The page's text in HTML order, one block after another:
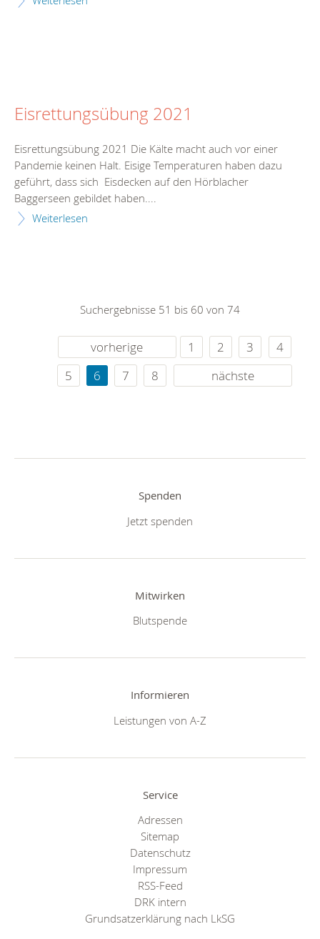
Eisrettungsübung 2021
Eisrettungsübung 2021 Die Kälte macht auch vor einer
Pandemie keinen Halt. Eisige Temperaturen haben dazu
geführt, dass sich Eisdecken auf den Hörblacher
Baggerseen gebildet haben....
Weiterlesen
Suchergebnisse 51 bis 60 von 74
vorherige 1 2 3
4
5
6 7 8 nächste
Spenden
Jetzt spenden
Mitwirken
Blutspende
Informieren
Leistungen von A-Z
Service
Adressen
Sitemap
Datenschutz
Impressum
RSS-Feed
DRK intern
Grundsatzerklärung nach LkSG